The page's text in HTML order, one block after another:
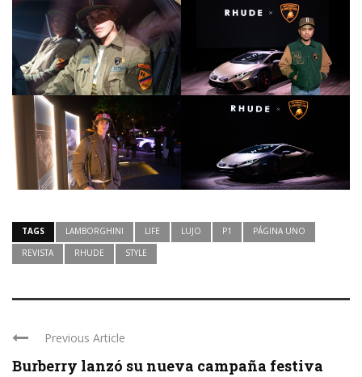
TAGS LAMBORGHINI LIFE LUJO P1
PÁGINA UNO
REVISTA
RHUDE STYLE
Previous Article
Burberry lanzó su nueva campaña festiva